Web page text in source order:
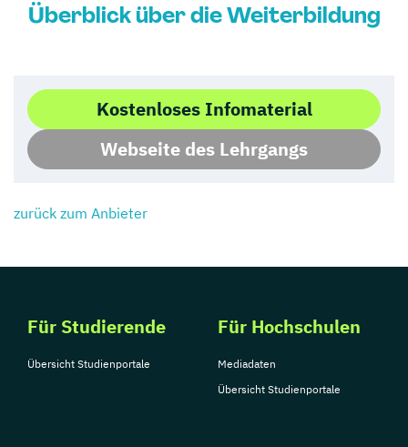
Überblick über die Weiterbildung
Kostenloses Infomaterial
Webseite des Lehrgangs
zurück zum Anbieter
Für Studierende
Übersicht Studienportale
Für Hochschulen
Mediadaten
Übersicht Studienportale